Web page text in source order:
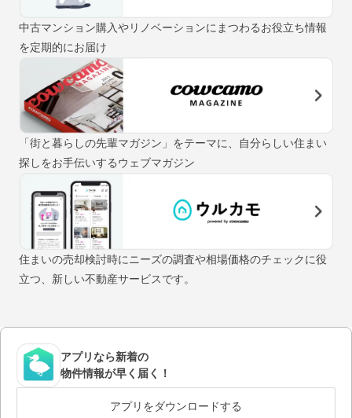
中古マンション購入やリノベーションにまつわるお役立ち情報
を定期的にお届け
「街と暮らしの先輩マガジン」をテーマに、自分らしい住まい
探しをお手伝いするウェブマガジン
住まいの売却検討時にニーズの調査や相場価格のチェックに役
立つ、新しい不動産サービスです。
アプリなら新着の
物件情報が早く届く！
アプリをダウンロードする